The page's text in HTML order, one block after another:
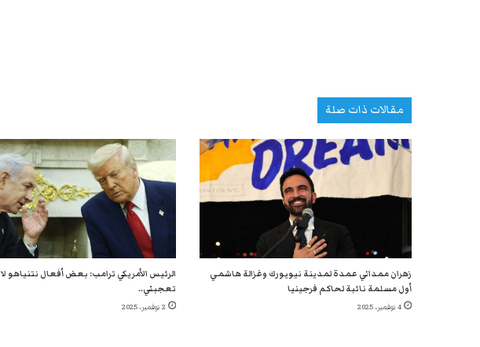
مقالات ذات صلة
زهران ممداني عمدة لمدينة نيويورك وغزالة هاشمي
أول مسلمة نائبة لحاكم فرجينيا
4 نوفمبر، 2025
الرئيس الأمريكي ترامب: بعض أفعال نتنياهو لا
تعجبني..
2 نوفمبر، 2025